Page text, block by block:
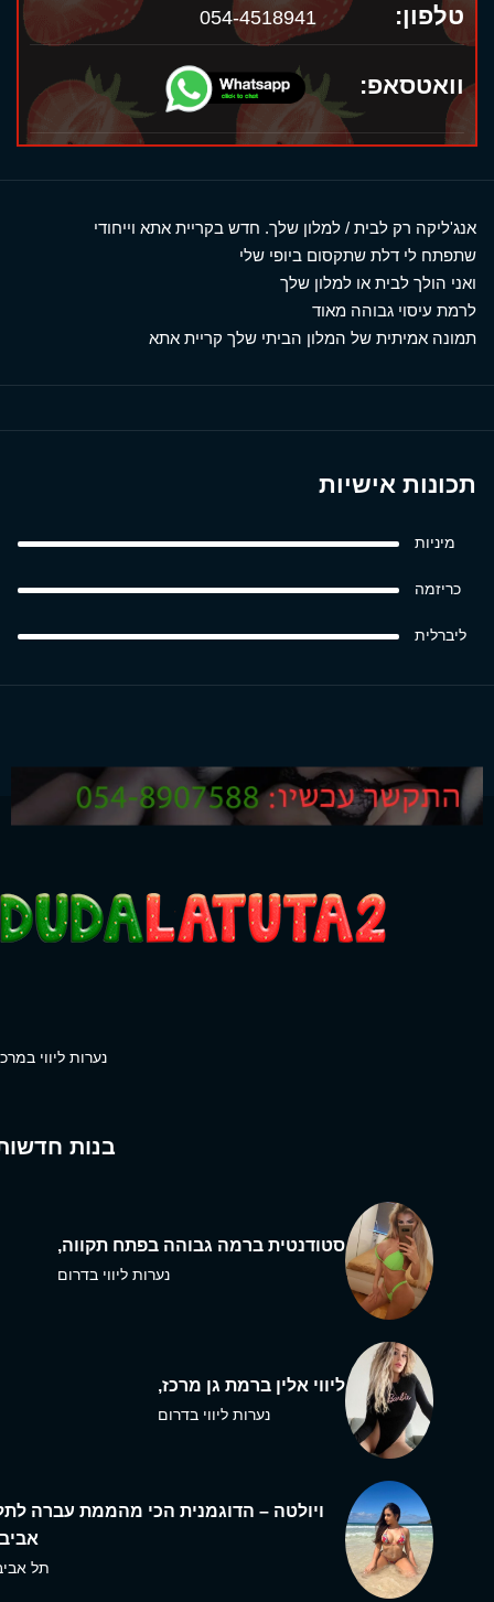
טלפון: 054-4518941
וואטסאפ:
אנג'ליקה רק לבית / למלון שלך. חדש בקריית אתא וייחודי
שתפתח לי דלת שתקסום ביופי שלי
ואני הולך לבית או למלון שלך
לרמת עיסוי גבוהה מאוד
תמונה אמיתית של המלון הביתי שלך קריית אתא
תכונות אישיות
מיניות
כריזמה
ליברלית
נערות ליווי
בנות
סטודנטית ברמה גבוהה בפתח תקווה,
נערות ליווי בדרום
ליווי אלין ברמת גן מרכז,
נערות ליווי בדרום
ויולטה – הדוגמנית הכי מהממת עברה
תל